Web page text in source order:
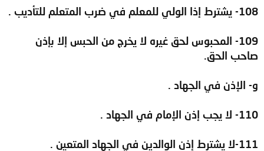
108- يشترط إذا الولي للمعلم في ضرب المتعلم للتأديب .
109- المحبوس لحق غيره لا يخرج من الحبس إلا بإذن
صاحب الحق.
و- الإذن في الجهاد .
110- لا يجب إذن الإمام في الجهاد .
111-لا يشترط إذن الوالدين في الجهاد المتعين .